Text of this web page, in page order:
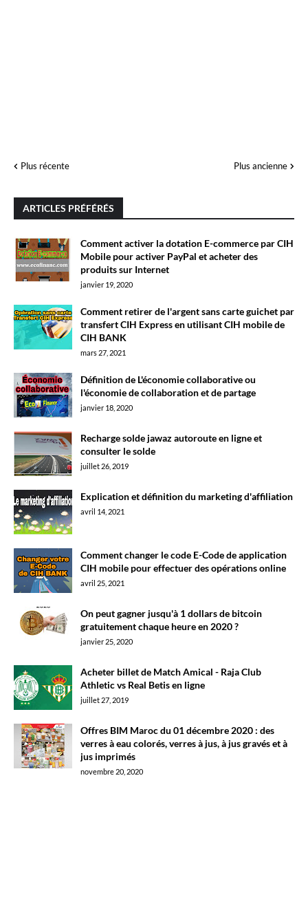
Plus récente Plus ancienne
ARTICLES PRÉFÉRÉS
Comment activer la dotation E-commerce par CIH
Mobile pour activer PayPal et acheter des
produits sur Internet
janvier 19, 2020
Comment retirer de l'argent sans carte guichet par
transfert CIH Express en utilisant CIH mobile de
CIH BANK
mars 27, 2021
Définition de L'économie collaborative ou
l'économie de collaboration et de partage
janvier 18, 2020
Recharge solde jawaz autoroute en ligne et
consulter le solde
juillet 26, 2019
Explication et définition du marketing d'affiliation
avril 14, 2021
Comment changer le code E-Code de application
CIH mobile pour effectuer des opérations online
avril 25, 2021
On peut gagner jusqu'à 1 dollars de bitcoin
gratuitement chaque heure en 2020 ?
janvier 25, 2020
Acheter billet de Match Amical - Raja Club
Athletic vs Real Betis en ligne
juillet 27, 2019
Offres BIM Maroc du 01 décembre 2020 : des
verres à eau colorés, verres à jus, à jus gravés et à
jus imprimés
novembre 20, 2020